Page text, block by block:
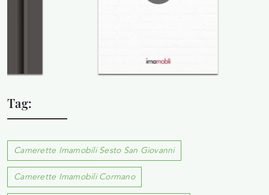
Tag:
Camerette Imamobili Sesto San Giovanni
Camerette Imamobili Cormano